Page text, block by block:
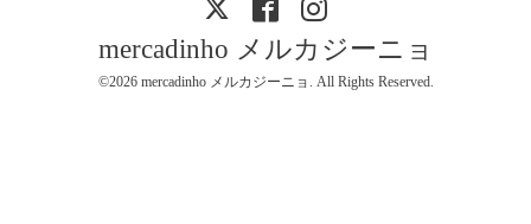
mercadinho メルカジーニョ
©2026 mercadinho メルカジーニョ . All Rights Reserved.